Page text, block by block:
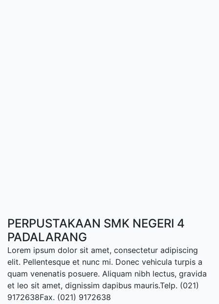
PERPUSTAKAAN SMK NEGERI 4
PADALARANG
Lorem ipsum dolor sit amet, consectetur adipiscing
elit. Pellentesque et nunc mi. Donec vehicula turpis a
quam venenatis posuere. Aliquam nibh lectus, gravida
et leo sit amet, dignissim dapibus mauris.Telp. (021)
9172638Fax. (021) 9172638